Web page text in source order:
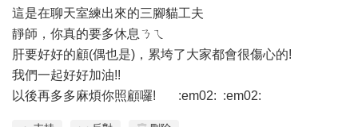
這是在聊天室練出來的三腳貓工夫
靜師，你真的要多休息ㄋㄟ
肝要好好的顧(偶也是)，累垮了大家都會很傷心的!
我們一起好好加油!!
以後再多多麻煩你照顧囉!
:em02: :em02: